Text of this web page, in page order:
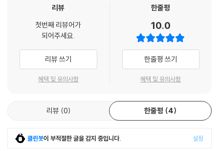
자에 대한 정보를 미리 알아두는 것이 매우 중요합니다.
IELTS for UKVI General Training 시험
은 영국으로의 이민, 직업 교
육, 학부 입학 이전 단계의 과정을 지원하고자 하는 응시자에게 적합합니
평가 과목: 듣기, 읽기, 쓰기, 말하기
은 CEFR B1 등급 수준의 영어 듣기와 말하기
능력을 증명해야 하는 응시자를 위한 시험으로, 영국 시민권이나 거주 비
평가 과목: 듣기, 말하기
리뷰
첫번째 리뷰어가
되어주세요.
리뷰 쓰기
혜택 및 유의사항
한줄평
10.0
한줄평 쓰기
혜택 및 유의사항
리뷰 0 한줄평 4
클린봇이 부적절한 글을 감지 중입니다. 설정